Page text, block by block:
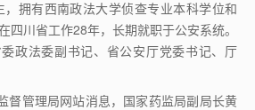
拥有西南政法大学侦查专业本科学位和
四川省工作28年，长期就职于公安系统。
政法委副书记、省公安厅党委书记、厅
督管理局网站消息，国家药监局副局长黄